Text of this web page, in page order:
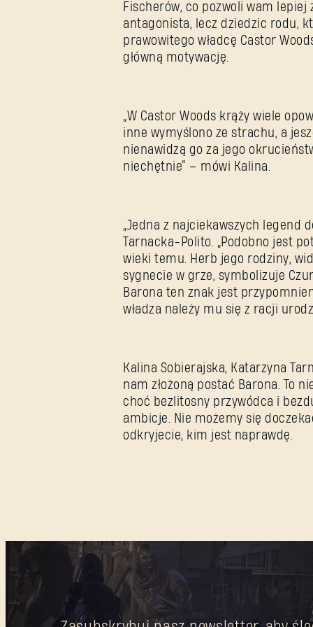
Fischerów, co pozwoli wam
antagonista, lecz dziedzic rodu,
prawowitego władcę Castor
główną motywację.
„W Castor Woods krąży wiele
inne wymyślono ze strachu, a
nienawidzą go za jego
niechętnie” – mówi Kalina.
„Jedna z najciekawszych legend
Tarnacka-Polito. „Podobno jest
wieki temu. Herb jego rodziny,
sygnecie w grze, symbolizuje
Barona ten znak jest
władza należy mu się z racji
Kalina Sobierajska, Katarzyna
nam złożoną postać Barona. To
choć bezlitosny przywódca i
ambicje. Nie możemy się
odkryjecie, kim jest naprawdę.